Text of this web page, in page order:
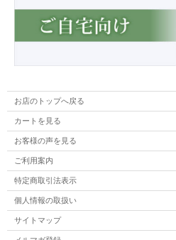
お店のトップへ戻る
カートを見る
お客様の声を見る
ご利用案内
特定商取引法表示
個人情報の取扱い
サイトマップ